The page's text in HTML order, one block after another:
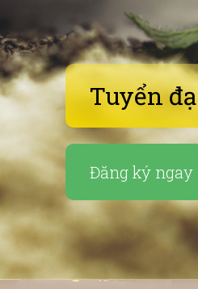
Tuyển
Đăng ký ngay